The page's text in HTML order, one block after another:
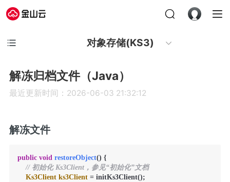
对象存储(KS3)
解冻归档文件（Java）
最近更新时间：2026-06-03 21:32:12
解冻文件
public void restoreObject() {
// 初始化 Ks3Client，参见“初始化”文档
Ks3Client ks3Client = initKs3Client();